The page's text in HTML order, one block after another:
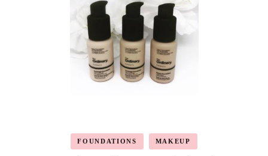
FOUNDATIONS MAKEUP